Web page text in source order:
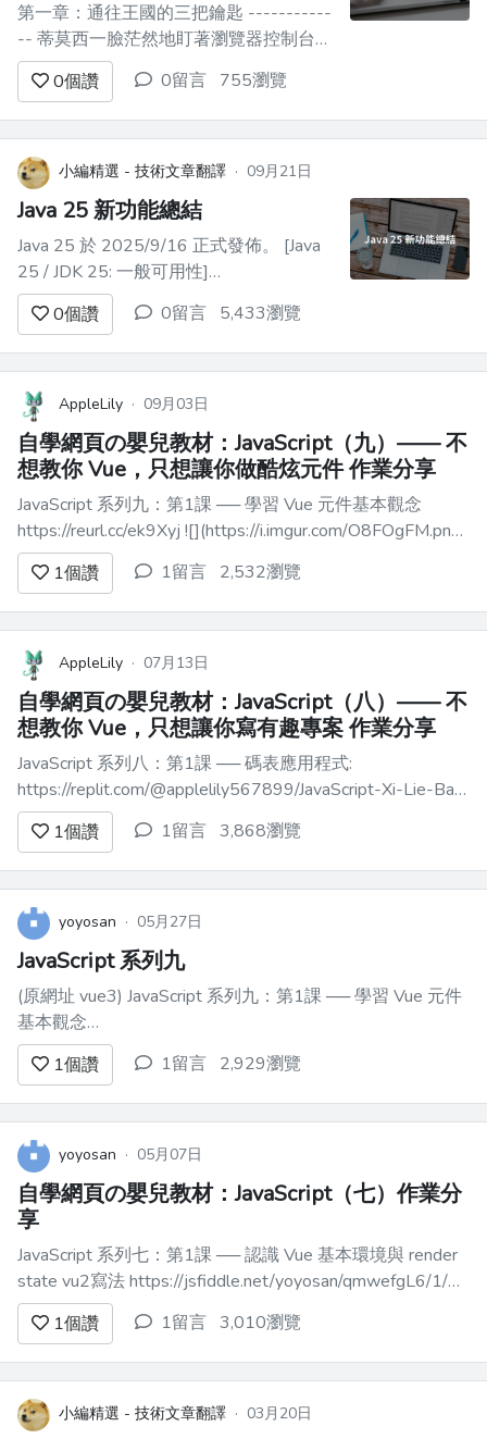
第一章：通往王國的三把鑰匙 -----------
-- 蒂莫西一臉茫然地盯著瀏覽器控制台。
他寫的明明是簡單的JavaScript程式碼，
但執行結果卻毫無道理。 ``` var x = 5; if
(true) { var x = 10; } console.log(x); // 10 ...
0個讚 0留言 755瀏覽
小編精選 - 技術文章翻譯 · 09月21日
Java 25 新功能總結
Java 25 於 2025/9/16 正式發佈。 [Java
25 / JDK 25: 一般可用性]
(https://mail.openjdk.org/pipermail/jdk-
dev/2025-September/010483.html)
[Oracle 發佈 Java 25](h...
0個讚 0留言 5,433瀏覽
AppleLily · 09月03日
自學網頁の嬰兒教材：JavaScript（九）—— 不
想教你 Vue，只想讓你做酷炫元件 作業分享
JavaScript 系列九：第1課 ── 學習 Vue 元件基本觀念
https://reurl.cc/ek9Xyj ![](https://i.imgur.com/O8FOgFM.png)
JavaScript 系列九：第2課 ── 學習 Vue 的 props 觀念
https:/...
1個讚 1留言 2,532瀏覽
AppleLily · 07月13日
自學網頁の嬰兒教材：JavaScript（八）—— 不
想教你 Vue，只想讓你寫有趣專案 作業分享
JavaScript 系列八：第1課 ── 碼表應用程式:
https://replit.com/@applelily567899/JavaScript-Xi-Lie-Ba-
Vue-Xiao-Xing-Ying-Yong-Cheng-
Shi#src/components/Stopwatch.vu...
1個讚 1留言 3,868瀏覽
yoyosan · 05月27日
JavaScript 系列九
(原網址 vue3) JavaScript 系列九：第1課 ── 學習 Vue 元件
基本觀念
https://play.vuejs.org/#eNqNU8tOwzAQ/
1個讚 1留言 2,929瀏覽
yoyosan · 05月07日
自學網頁の嬰兒教材：JavaScript（七）作業分
享
JavaScript 系列七：第1課 ── 認識 Vue 基本環境與 render
state vu2寫法 https://jsfiddle.net/yoyosan/qmwefgL6/1/
vue 3寫法 https://jsfiddle.net/yoyosan/yph...
1個讚 1留言 3,010瀏覽
小編精選 - 技術文章翻譯 · 03月20日